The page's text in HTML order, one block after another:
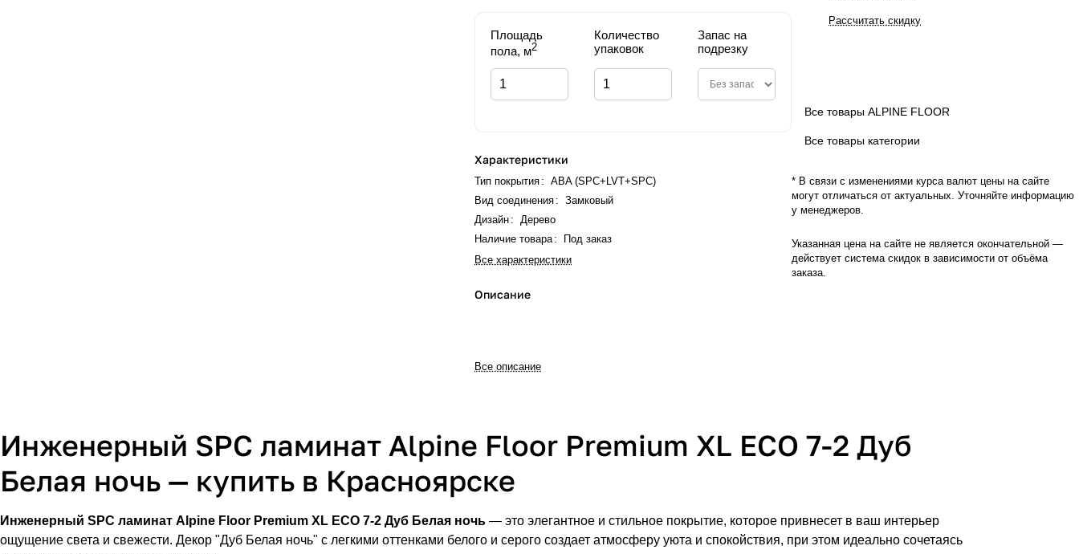
Площадь
пола, м2
Количество
упаковок
Запас на
подрезку
Характеристики
Тип покрытия:
ABA (SPC+LVT+SPC)
Вид соединения:
Замковый
Дизайн:
Дерево
Наличие товара:
Под заказ
Все характеристики
Описание
Все описание
Рассчитать скидку
Все товары ALPINE FLOOR
Все товары категории
* В связи с изменениями курса валют цены на сайте
могут отличаться от актуальных. Уточняйте информацию
у менеджеров.
Указанная цена на сайте не является окончательной —
действует система скидок в зависимости от объёма
заказа.
Инженерный SPC ламинат Alpine Floor Premium XL ECO 7-2 Дуб
Белая ночь — купить в Красноярске
Инженерный SPC ламинат Alpine Floor Premium XL ECO 7-2 Дуб Белая ночь — это элегантное и стильное покрытие, которое привнесет в ваш интерьер
ощущение света и свежести. Декор "Дуб Белая ночь" с легкими оттенками белого и серого создает атмосферу уюта и спокойствия, при этом идеально сочетаясь